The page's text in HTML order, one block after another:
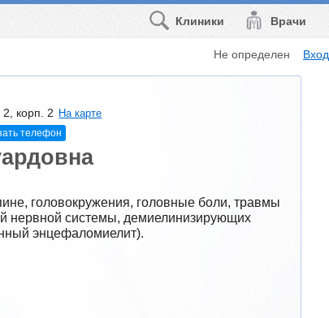
Врачи
Клиники
Не определен Вход
2, корп. 2
На карте
телефон
головокружения, головные боли, травмы
нервной системы, демиелинизирующих
энцефаломиелит).